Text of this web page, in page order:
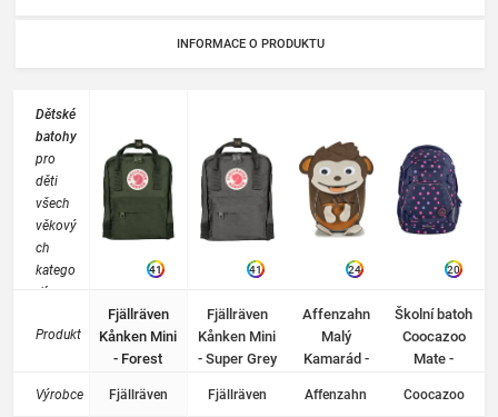
INFORMACE O PRODUKTU
Dětské
batohy
pro
děti
všech
věkový
ch
katego
rií.
se o
se
Produkt
Výrobce
41
Fjällräven
Kånken Mini
- Forest
Fjällräven
41
Fjällräven
Kånken Mini
- Super Grey
Fjällräven
24
Affenzahn
Malý
Kamarád -
Monkey
Affenzahn
20
Školní batoh
Coocazoo
Mate -
Moons
Coocazoo